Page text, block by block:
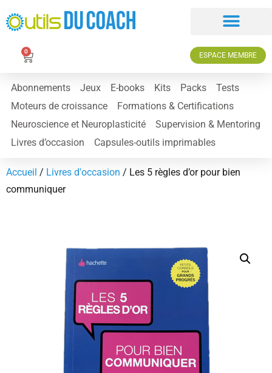
0 ESPACE MEMBRE
Abonnements Jeux E-books Kits Packs
Tests
Moteurs de croissance
Formations & Certifications
Neuroscience et Neuroplasticité
Supervision & Mentoring
Livres d’occasion
Capsules-outils imprimables
Accueil / Livres d'occasion / Les 5 règles d’or pour bien
communiquer